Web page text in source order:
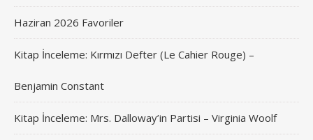
Haziran 2026 Favoriler
Kitap İnceleme: Kırmızı Defter (Le Cahier Rouge) –
Benjamin Constant
Kitap İnceleme: Mrs. Dalloway’in Partisi – Virginia Woolf